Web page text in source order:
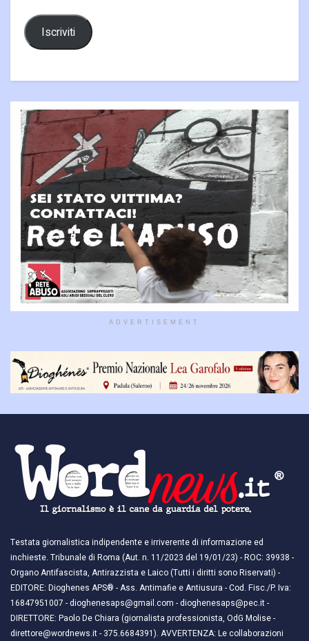
Iscriviti
ADVERTISEMENT
Testata giornalistica indipendente e irriverente di informazione ed
inchieste. Tribunale di Roma (Aut. n. 11/2023 del 19/01/23) - ROC: 39938 -
Organo Antifascista, Antirazzista e Laico (Tutti i diritti sono Riservati) -
EDITORE: Dioghenes APS® - Ass. Antimafie e Antiusura - Cod. Fisc./P. Iva:
16847951007 - dioghenesaps@gmail.com - dioghenesaps@pec.it - ​​
DIRETTORE: Paolo De Chiara (giornalista professionista, OdG Molise -
direttore@wordnews.it - ​​375.6684391). AVVERTENZA: Le collaborazioni